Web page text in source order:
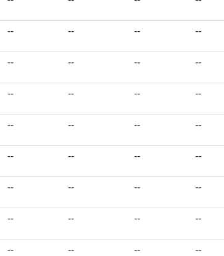
-- -- -- --
-- -- -- --
-- -- -- --
-- -- -- --
-- -- -- --
-- -- -- --
-- -- -- --
-- -- -- --